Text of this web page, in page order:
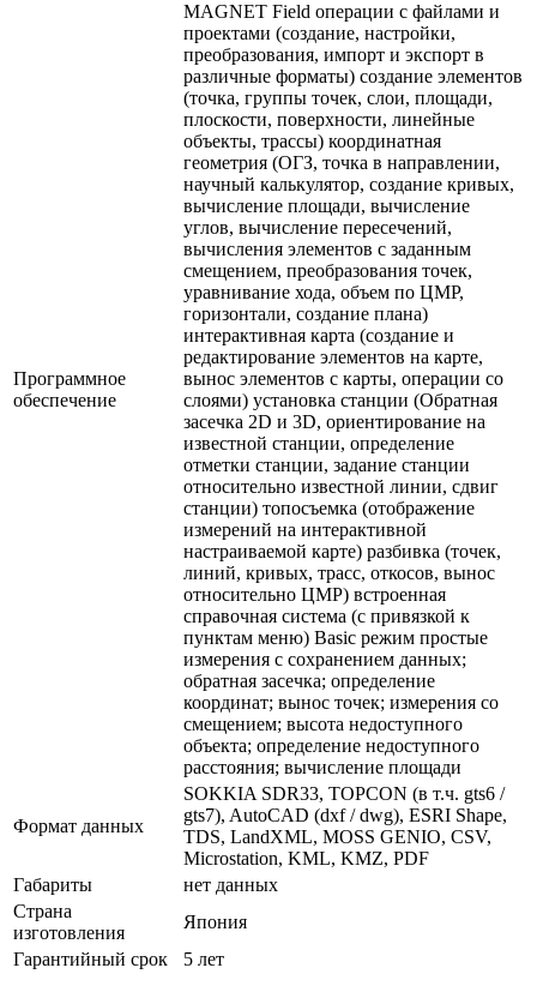
Программное
обеспечение
MAGNET Field операции с файлами и
проектами (создание, настройки,
преобразования, импорт и экспорт в
различные форматы) создание элементов
(точка, группы точек, слои, площади,
плоскости, поверхности, линейные
объекты, трассы) координатная
геометрия (ОГЗ, точка в направлении,
научный калькулятор, создание кривых,
вычисление площади, вычисление
углов, вычисление пересечений,
вычисления элементов с заданным
смещением, преобразования точек,
уравнивание хода, объем по ЦМР,
горизонтали, создание плана)
интерактивная карта (создание и
редактирование элементов на карте,
вынос элементов с карты, операции со
слоями) установка станции (Обратная
засечка 2D и 3D, ориентирование на
известной станции, определение
отметки станции, задание станции
относительно известной линии, сдвиг
станции) топосъемка (отображение
измерений на интерактивной
настраиваемой карте) разбивка (точек,
линий, кривых, трасс, откосов, вынос
относительно ЦМР) встроенная
справочная система (с привязкой к
пунктам меню) Basic режим простые
измерения с сохранением данных;
обратная засечка; определение
координат; вынос точек; измерения со
смещением; высота недоступного
объекта; определение недоступного
расстояния; вычисление площади
Формат данных
SOKKIA SDR33, TOPCON (в т.ч. gts6 /
gts7), AutoCAD (dxf / dwg), ESRI Shape,
TDS, LandXML, MOSS GENIO, CSV,
Microstation, KML, KMZ, PDF
Габариты
нет данных
Страна
изготовления
Япония
Гарантийный срок
5 лет